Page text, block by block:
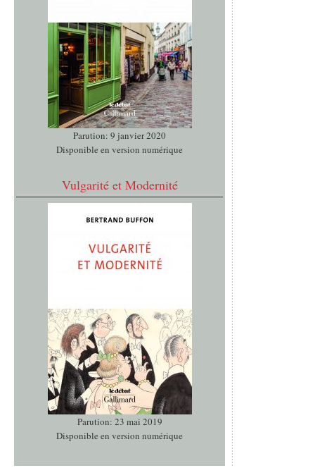
Parution: 9 janvier 2020
Disponible en version numérique
Vulgarité et Modernité
Parution: 23 mai 2019
Disponible en version numérique